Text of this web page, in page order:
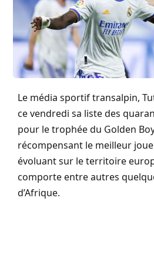
Le média sportif transalpin,
ce vendredi sa liste des
pour le trophée du Golden
récompensant le meilleur
évoluant sur le territoire
comporte entre autres
d’Afrique.